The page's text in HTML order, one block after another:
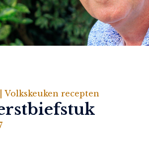
Volkskeuken recepten